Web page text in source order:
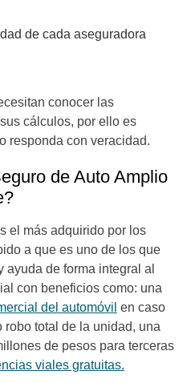
de cada aseguradora
conocer las
cálculos, por ello es
responda con veracidad.
de Auto Amplio
el más adquirido por los
a que es uno de los que
ayuda de forma integral al
con beneficios como: una
del automóvil en caso
total de la unidad, una
de pesos para terceras
viales gratuitas.